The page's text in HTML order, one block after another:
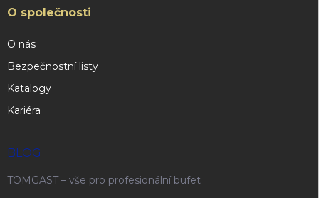
O společnosti
O nás
Bezpečnostní listy
Katalogy
Kariéra
BLOG
TOMGAST – vše pro profesionální bufet